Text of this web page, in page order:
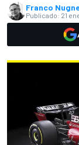
Franco
Publicado: 21